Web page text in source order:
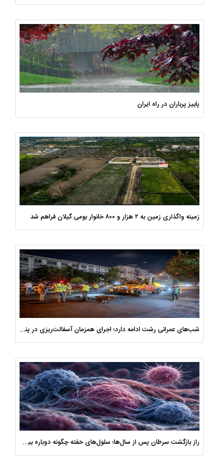
پاییز پرباران در راه ایران
زمینه واگذاری زمین به ۲ هزار و ۸۰۰ خانوار بومی گیلان فراهم شد
شب‌های عمرانی رشت ادامه دارد؛ اجرای همزمان آسفالت‌ریزی در پنج منطقه شهری
راز بازگشت سرطان پس از سال‌ها؛ سلول‌های خفته چگونه دوباره بیدار می‌شوند؟